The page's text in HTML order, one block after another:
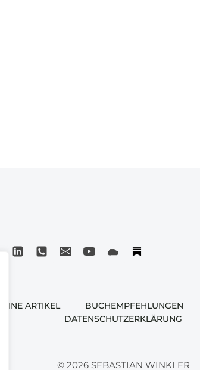
MEINE ARTIKEL BUCHEMPFEHLUNGEN
DATENSCHUTZERKLÄRUNG
© 2026 SEBASTIAN WINKLER